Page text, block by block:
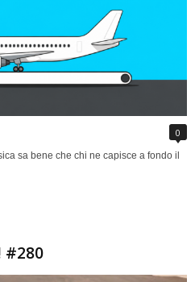
0
sa bene che chi ne capisce a fondo il
#280